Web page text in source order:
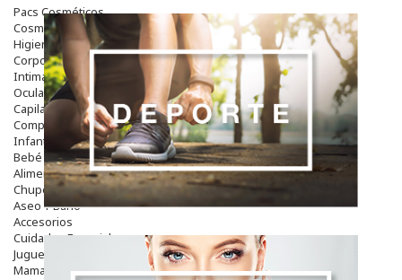
Pacs Cosméticos
Cosmetica Facial Piel Sensible
Higiene
Corporal
Intima
Ocular
Capilar
Complementos
Infantil
Bebé
Alimentación Y Complementos
Chupetes Y Mordedores
Aseo Y Baño
Accesorios
Cuidados Especiales
Juguetes
Mama